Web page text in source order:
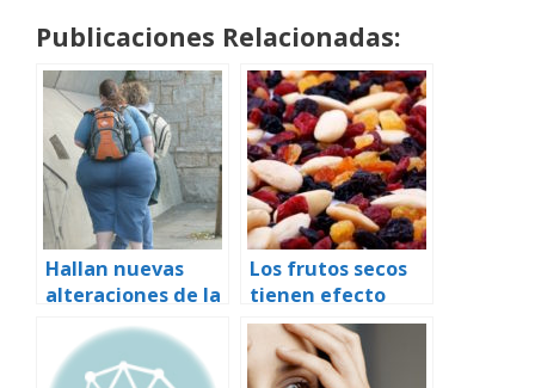
Publicaciones Relacionadas:
Hallan nuevas
alteraciones de la
diabetes tipo 2 en
jóvenes
Los frutos secos
tienen efecto
beneficioso en el
síndome
metabólico